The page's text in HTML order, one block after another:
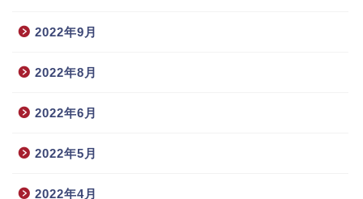
2022年9月
2022年8月
2022年6月
2022年5月
2022年4月